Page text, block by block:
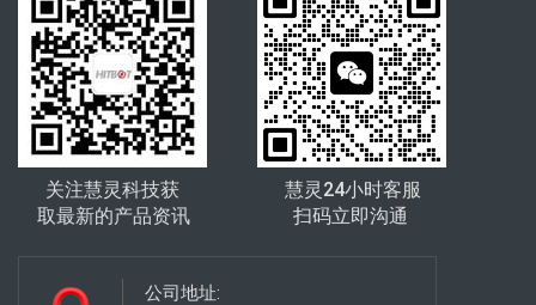
关注慧灵科技获
取最新的产品资讯
慧灵24小时客服
扫码立即沟通
公司地址: